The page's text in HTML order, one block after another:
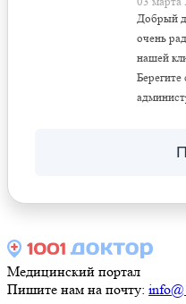
Добрый
очень
нашей
Медицинский портал
Пишите нам на почту: